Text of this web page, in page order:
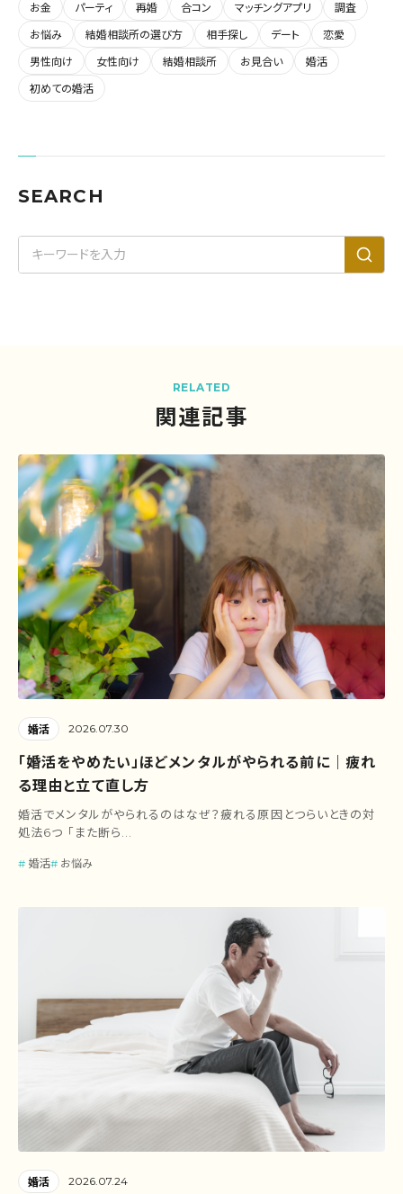
お金
パーティ 再婚 合コン マッチングアプリ
調査
お悩み
結婚相談所の選び方 相手探し デート
恋愛
男性向け
女性向け 結婚相談所 お見合い
婚活
初めての婚活
SEARCH
RELATED
関連記事
婚活 2026.07.30
「婚活をやめたい」ほどメンタルがやられる前に｜疲れ
る理由と立て直し方
婚活でメンタルがやられるのはなぜ？疲れる原因とつらいときの対
処法6つ 「また断ら...
婚活 お悩み
婚活 2026.07.24